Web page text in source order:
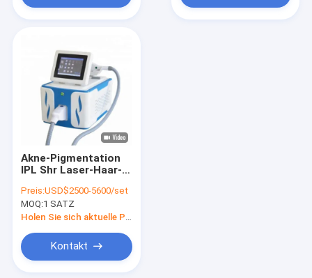
Dioden-Laser-Haar-Abbau-Maschine
Dreifacher Wellenlängen-Laser-Haar-Abbau
IPL-Haar-Abbau-Maschine
Langpulse-Laser-Haarentfernung
CO2 Bruchlaser-Maschine
Picosekunden-Laser-Maschine
Akne-Pigmentation
IPL Shr Laser-Haar-
Preis:USD$2500-5600/set
MOQ:1 SATZ
Holen Sie sich aktuelle Preis
Kontakt